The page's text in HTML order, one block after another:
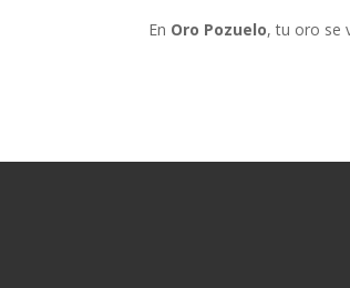
En Oro Pozuelo, tu oro se